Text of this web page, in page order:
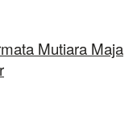
Mutiara Maja